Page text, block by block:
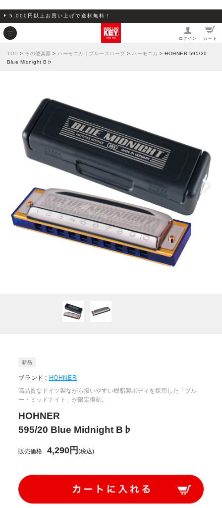
5,000円以上お買い上げで送料無料！
ログイン カート
TOP > その他楽器 > ハーモニカ｜ブルースハープ > ハーモニカ > HOHNER 595/20
Blue Midnight B♭
ブランド : HOHNER
高品質なドイツ製ながら扱いやすい樹脂製ボディを採用した「ブル
ー・ミッドナイト」が限定復刻。
HOHNER
595/20 Blue Midnight B♭
販売価格 4,290円(税込)